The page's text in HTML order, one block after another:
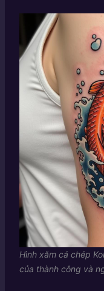
Hình xăm cá chép
của thành công và